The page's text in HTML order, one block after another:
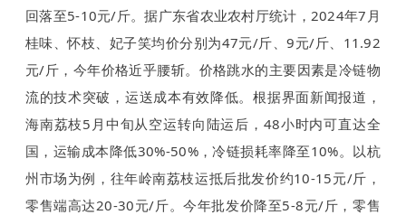
回落至5-10元/斤。据广东省农业农村厅统计，2024年7月
桂味、怀枝、妃子笑均价分别为47元/斤、9元/斤、11.92
元/斤，今年价格近乎腰斩。价格跳水的主要因素是冷链物
流的技术突破，运送成本有效降低。根据界面新闻报道，
海南荔枝5月中旬从空运转向陆运后，48小时内可直达全
国，运输成本降低30%-50%，冷链损耗率降至10%。以杭
州市场为例，往年岭南荔枝运抵后批发价约10-15元/斤，
零售端高达20-30元/斤。今年批发价降至5-8元/斤，零售